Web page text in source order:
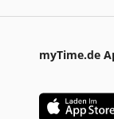
myTime.de